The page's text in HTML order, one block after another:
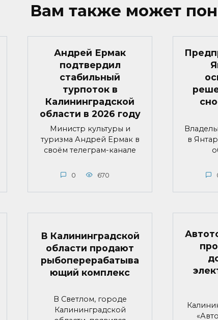
Вам также может
Андрей Ермак
подтвердил
стабильный
турпоток в
Калининградской
области в 2026 году
Министр культуры и
туризма Андрей Ермак в
своём телеграм-канале
0 670
в
В Калининградской
области продают
рыбоперерабатыва
ющий комплекс
В Светлом, городе
Калининградской